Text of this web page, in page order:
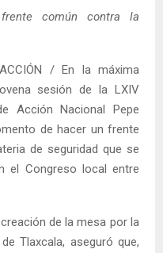
común contra la
/ En la máxima
sesión de la LXIV
Acción Nacional Pepe
de hacer un frente
de seguridad que se
el Congreso local entre
de la mesa por la
Tlaxcala, aseguró que,